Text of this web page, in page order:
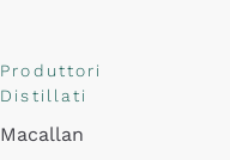
Produttori
Distillati
Macallan